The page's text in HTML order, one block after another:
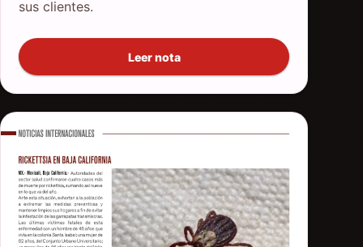
sus clientes.
Leer nota